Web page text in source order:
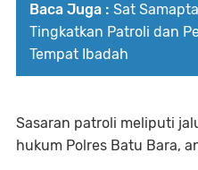
Baca Juga : Sat
Tingkatkan Patroli dan
Tempat Ibadah
Sasaran patroli meliputi
hukum Polres Batu Bara,